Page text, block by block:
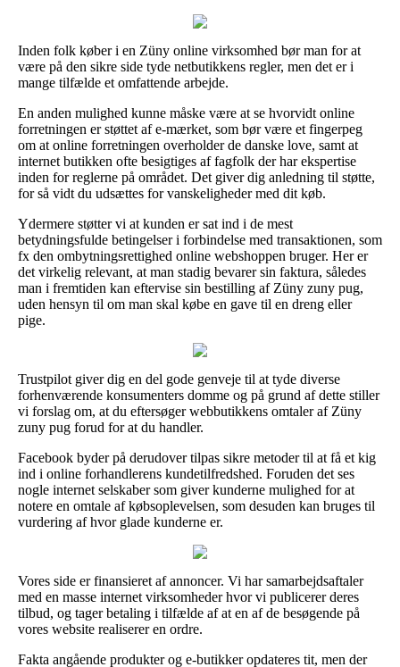
Inden folk køber i en Züny online virksomhed bør man for at
være på den sikre side tyde netbutikkens regler, men det er i
mange tilfælde et omfattende arbejde.
En anden mulighed kunne måske være at se hvorvidt online
forretningen er støttet af e-mærket, som bør være et fingerpeg
om at online forretningen overholder de danske love, samt at
internet butikken ofte besigtiges af fagfolk der har ekspertise
inden for reglerne på området. Det giver dig anledning til støtte,
for så vidt du udsættes for vanskeligheder med dit køb.
Ydermere støtter vi at kunden er sat ind i de mest
betydningsfulde betingelser i forbindelse med transaktionen, som
fx den ombytningsrettighed online webshoppen bruger. Her er
det virkelig relevant, at man stadig bevarer sin faktura, således
man i fremtiden kan eftervise sin bestilling af Züny zuny pug,
uden hensyn til om man skal købe en gave til en dreng eller
pige.
Trustpilot giver dig en del gode genveje til at tyde diverse
forhenværende konsumenters domme og på grund af dette stiller
vi forslag om, at du eftersøger webbutikkens omtaler af Züny
zuny pug forud for at du handler.
Facebook byder på derudover tilpas sikre metoder til at få et kig
ind i online forhandlerens kundetilfredshed. Foruden det ses
nogle internet selskaber som giver kunderne mulighed for at
notere en omtale af købsoplevelsen, som desuden kan bruges til
vurdering af hvor glade kunderne er.
Vores side er finansieret af annoncer. Vi har samarbejdsaftaler
med en masse internet virksomheder hvor vi publicerer deres
tilbud, og tager betaling i tilfælde af at en af de besøgende på
vores website realiserer en ordre.
Fakta angående produkter og e-butikker opdateres tit, men der